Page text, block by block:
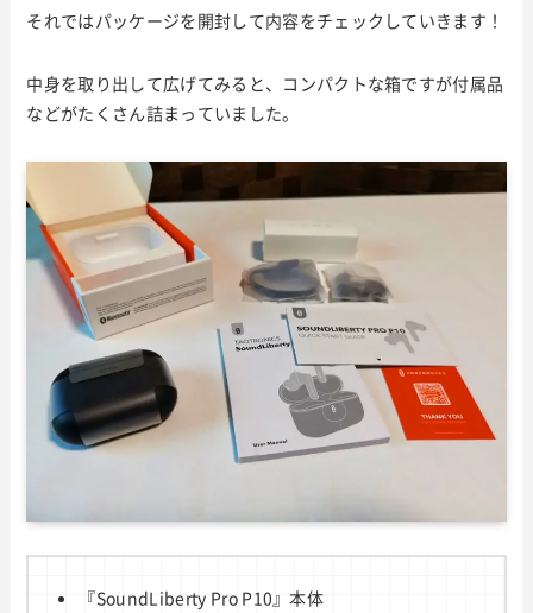
それではパッケージを開封して内容をチェックしていきます！
中身を取り出して広げてみると、コンパクトな箱ですが付属品
などがたくさん詰まっていました。
『SoundLiberty Pro P10』本体